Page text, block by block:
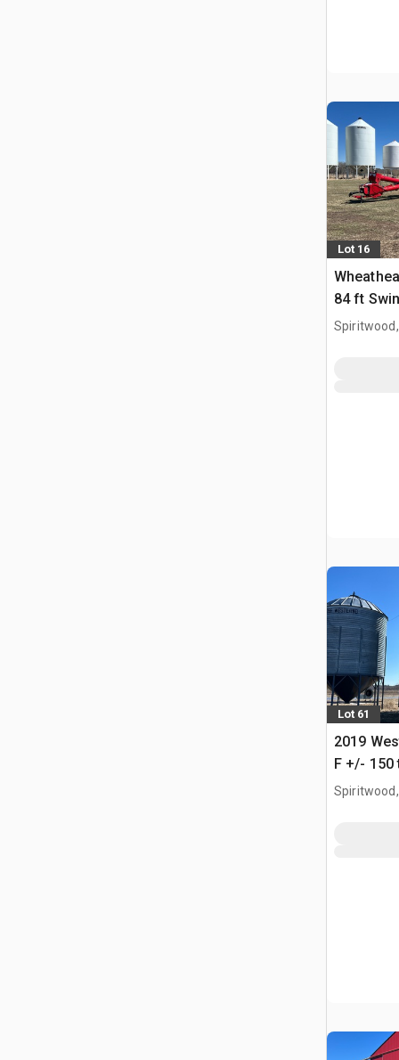
Lot 16
84 ft
Spiritwood,
Lot 61
2019
F +/-
Hopper
Spiritwood,